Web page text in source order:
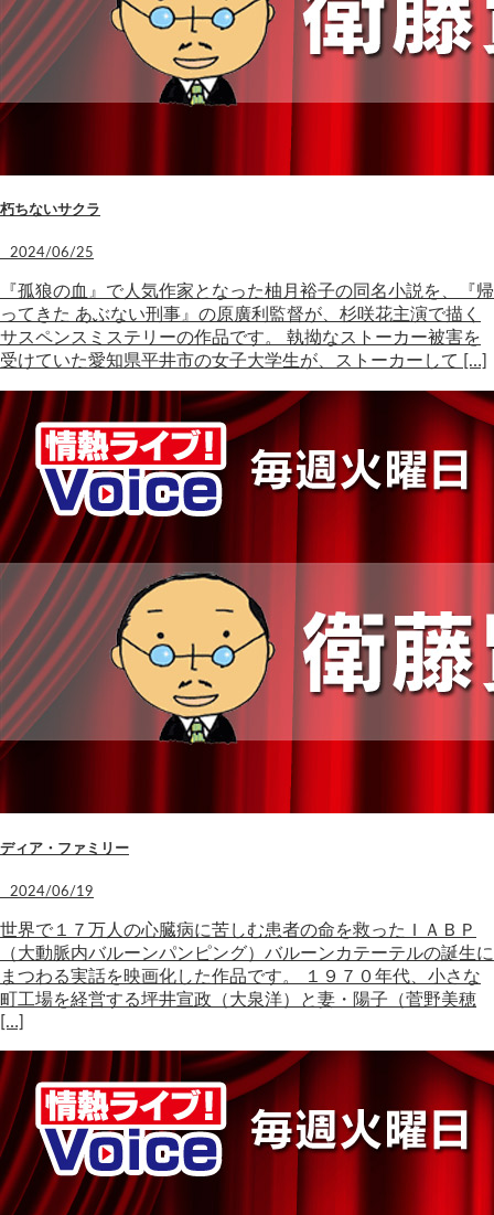
朽ちないサクラ
2024/06/25
『孤狼の血』で人気作家となった柚月裕子の同名小説を、『帰
ってきた あぶない刑事』の原廣利監督が、杉咲花主演で描く
サスペンスミステリーの作品です。 執拗なストーカー被害を
受けていた愛知県平井市の女子大学生が、ストーカーして […]
ディア・ファミリー
2024/06/19
世界で１７万人の心臓病に苦しむ患者の命を救ったＩＡＢＰ
（大動脈内バルーンパンピング）バルーンカテーテルの誕生に
まつわる実話を映画化した作品です。 １９７０年代、小さな
町工場を経営する坪井宣政（大泉洋）と妻・陽子（菅野美穂
[…]